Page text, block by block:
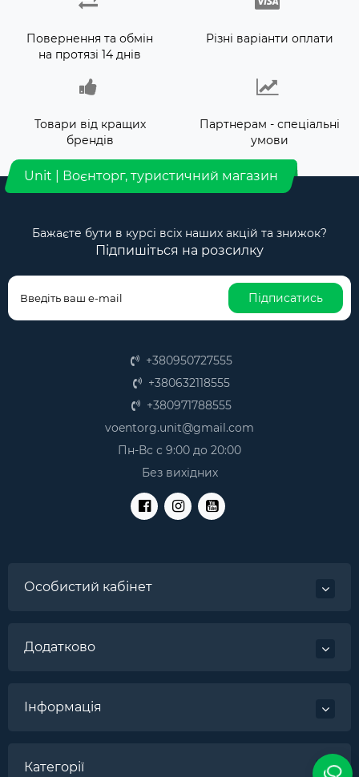
Повернення та обмін
на протязі 14 днів
Різні варіанти оплати
Товари від кращих
брендів
Партнерам - спеціальні
умови
Unit | Воєнторг, туристичний магазин
Бажаєте бути в курсі всіх наших акцій та знижок?
Підпишіться на розсилку
Підписатись
+380950727555
+380632118555
+380971788555
voentorg.unit@gmail.com
Пн-Вс с 9:00 до 20:00
Без вихідних
Особистий кабінет
Додатково
Інформація
Категорії